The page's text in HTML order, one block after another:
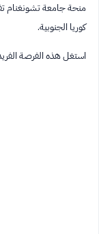
منحة جامعة تشونغنام
كوريا الجنوبية.
استغل هذه الفرصة